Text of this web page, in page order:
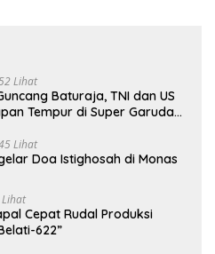
Lihat
Baturaja, TNI dan US
Tempur di Super Garuda
Lihat
Doa Istighosah di Monas
Cepat Rudal Produksi
622”